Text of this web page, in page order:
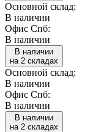
Основной склад:
В наличии
Офис Спб:
В наличии
В наличии
на 2 складах
Основной склад:
В наличии
Офис Спб:
В наличии
В наличии
на 2 складах